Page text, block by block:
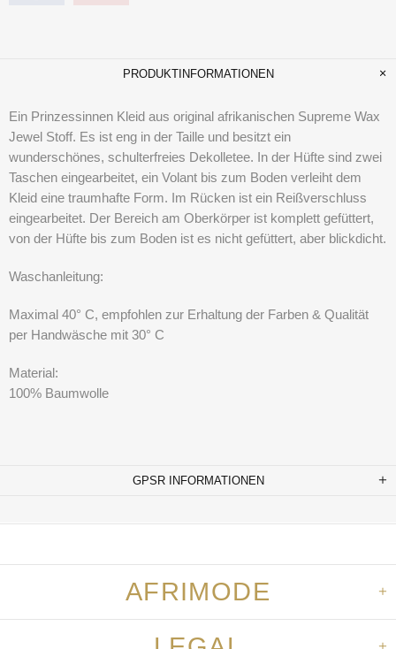
PRODUKTINFORMATIONEN
Ein Prinzessinnen Kleid aus original afrikanischen Supreme Wax
Jewel Stoff. Es ist eng in der Taille und besitzt ein
wunderschönes, schulterfreies Dekolletee. In der Hüfte sind zwei
Taschen eingearbeitet, ein Volant bis zum Boden verleiht dem
Kleid eine traumhafte Form. Im Rücken ist ein Reißverschluss
eingearbeitet. Der Bereich am Oberkörper ist komplett gefüttert,
von der Hüfte bis zum Boden ist es nicht gefüttert, aber blickdicht.
Waschanleitung:
Maximal 40° C, empfohlen zur Erhaltung der Farben & Qualität
per Handwäsche mit 30° C
Material:
100% Baumwolle
GPSR INFORMATIONEN
AFRIMODE